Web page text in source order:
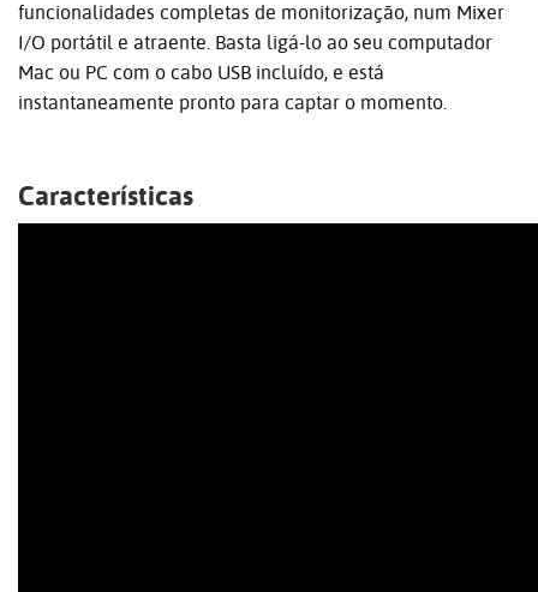
funcionalidades completas de monitorização, num Mixer
I/O portátil e atraente. Basta ligá-lo ao seu computador
Mac ou PC com o cabo USB incluído, e está
instantaneamente pronto para captar o momento.
Características